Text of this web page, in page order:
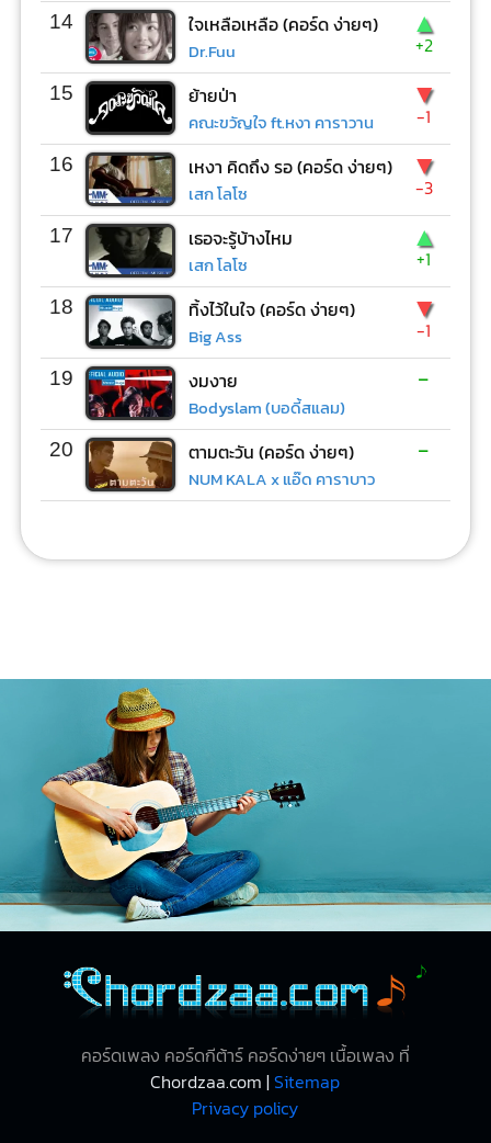
14 ใจเหลือเหลือ (คอร์ด ง่ายๆ)
Dr.Fuu
▲
+2
15 ย้ายป่า
คณะขวัญใจ ft.หงา คาราวาน
▼
-1
16 เหงา คิดถึง รอ (คอร์ด ง่ายๆ)
เสก โลโซ
▼
-3
17 เธอจะรู้บ้างไหม
เสก โลโซ
▲
+1
18 ทิ้งไว้ในใจ (คอร์ด ง่ายๆ)
Big Ass
▼
-1
19 งมงาย
Bodyslam (บอดี้สแลม)
-
20 ตามตะวัน (คอร์ด ง่ายๆ)
NUM KALA x แอ๊ด คาราบาว
-
คอร์ดเพลง คอร์ดกีต้าร์ คอร์ดง่ายๆ เนื้อเพลง ที่
Chordzaa.com |Sitemap
Privacy policy